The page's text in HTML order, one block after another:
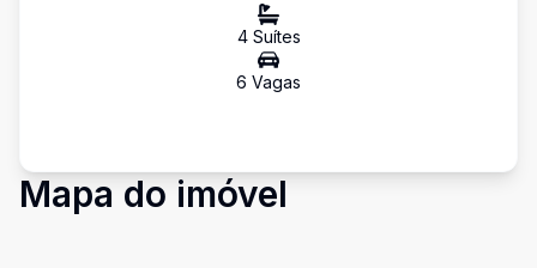
4Suítes
6 Vagas
Mapa do imóvel